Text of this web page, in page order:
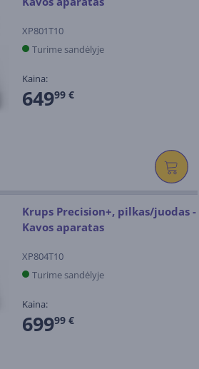
XP801T10
Turime sandėlyje
Kaina:
64999 €
Krups Precision+, pilkas/juodas -
Kavos aparatas
XP804T10
Turime sandėlyje
Kaina:
69999 €